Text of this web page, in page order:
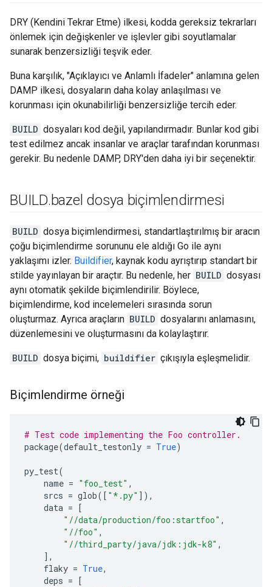
DRY (Kendini Tekrar Etme) ilkesi, kodda gereksiz tekrarları
önlemek için değişkenler ve işlevler gibi soyutlamalar
sunarak benzersizliği teşvik eder.
Buna karşılık, "Açıklayıcı ve Anlamlı İfadeler" anlamına gelen
DAMP ilkesi, dosyaların daha kolay anlaşılması ve
korunması için okunabilirliği benzersizliğe tercih eder.
BUILD dosyaları kod değil, yapılandırmadır. Bunlar kod gibi
test edilmez ancak insanlar ve araçlar tarafından korunması
gerekir. Bu nedenle DAMP, DRY'den daha iyi bir seçenektir.
BUILD.bazel dosya biçimlendirmesi
BUILD dosya biçimlendirmesi, standartlaştırılmış bir aracın
çoğu biçimlendirme sorununu ele aldığı Go ile aynı
yaklaşımı izler. Buildifier, kaynak kodu ayrıştırıp standart bir
stilde yayınlayan bir araçtır. Bu nedenle, her BUILD dosyası
aynı otomatik şekilde biçimlendirilir. Böylece,
biçimlendirme, kod incelemeleri sırasında sorun
oluşturmaz. Ayrıca araçların BUILD dosyalarını anlamasını,
düzenlemesini ve oluşturmasını da kolaylaştırır.
BUILD dosya biçimi, buildifier çıkışıyla eşleşmelidir.
Biçimlendirme örneği
# Test code implementing the Foo controller.
package(default_testonly = True)
py_test(
name = "foo_test" ,
srcs = glob([ "*.py" ]),
data = [
"//data/production/foo:startfoo" ,
"//foo" ,
"//third_party/java/jdk:jdk-k8" ,
],
flaky = True,
deps = [